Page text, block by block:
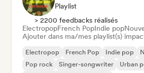
Playlist
> 2200 feedbacks réalisés
ElectropopFrench PopIndie pop
Ajouter dans ma/mes playlist(s)
Electropop French Pop Indie pop
Pop rock
Singer-songwriter
Urban